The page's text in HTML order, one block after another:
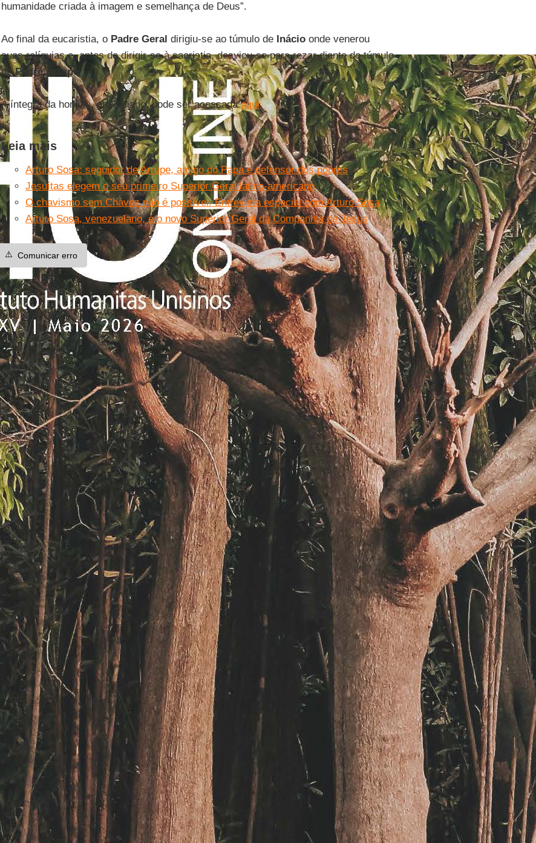
humanidade criada à imagem e semelhança de Deus”.
Ao final da eucaristia, o Padre Geral dirigiu-se ao túmulo de Inácioonde venerou
suas relíquias e, antes de dirigir-se à sacristia, desviou-se para rezar diante do túmulo
doPadre Arrupe.
A íntegra da homilia, em italiano, pode ser acessadaaqui.
Leia mais
Arturo Sosa: seguidor de Arrupe, amigo do Papa e defensor dos pobres
Jesuítas elegem o seu primeiro Superior Geral latino-americano
O chavismo sem Chávez não é possível. Entrevista especial com Arturo Sosa
Arturo Sosa, venezuelano, é o novo Superior Geral da Companhia de Jesus
⚠️ Comunicar erro